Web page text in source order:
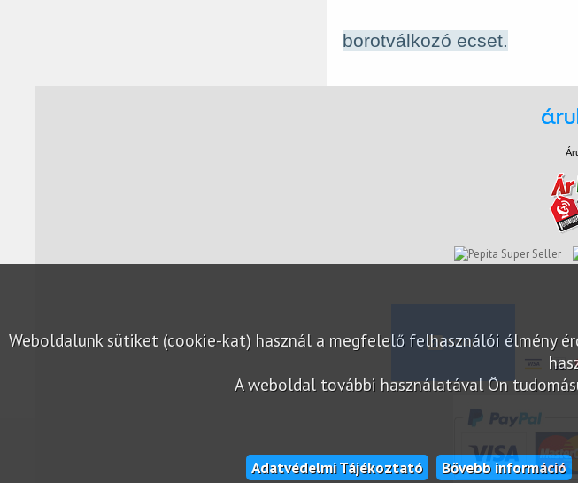
borotválkozó ecset.
Weboldalunk sütiket (cookie-kat) használ a megfelelő felhasználói élmény
A weboldal további használatával Ön
Adatvédelmi Tájékoztató Bővebb információ